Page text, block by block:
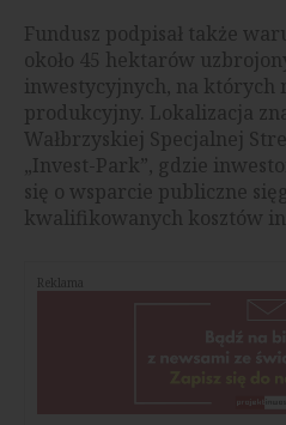
Fundusz podpisał także
około 45 hektarów
inwestycyjnych, na których
produkcyjny. Lokalizacja
Wałbrzyskiej Specjalnej
„Invest-Park”, gdzie
się o wsparcie publiczne
kwalifikowanych kosztów
Reklama